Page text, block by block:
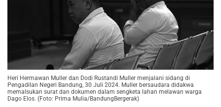
Heri Hermawan Muller dan Dodi Rustandi Muller menjalani sidang di
Pengadilan Negeri Bandung, 30 Juli 2024. Muller bersaudara didakwa
memalsukan surat dan dokumen dalam sengketa lahan melawan warga
Dago Elos. (Foto: Prima Mulia/BandungBergerak)